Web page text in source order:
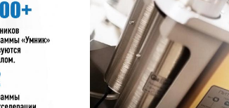
Смотреть